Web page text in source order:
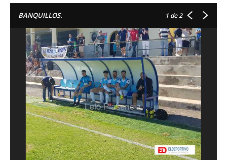
BANQUILLOS. 1 de 2